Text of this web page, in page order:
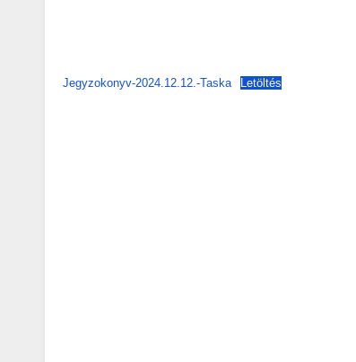
Jegyzokonyv-2024.12.12.-Taska Letöltés